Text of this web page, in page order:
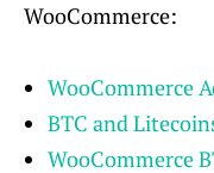
WooCommerce:
WooCommerce
BTC and
WooCommerce